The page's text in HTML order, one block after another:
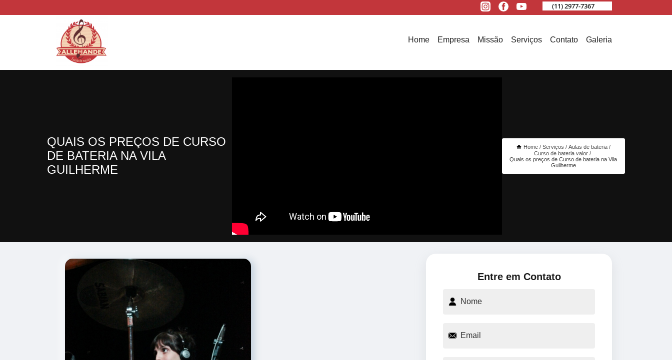
(11) 2977-7367
Home Empresa Missão Serviços Contato Galeria
QUAIS OS PREÇOS DE CURSO
DE BATERIA NA VILA
GUILHERME
Home Serviços
Aulas de bateria
Curso de bateria valor
Quais os preços de Curso de bateria na Vila
Guilherme
Entre em Contato